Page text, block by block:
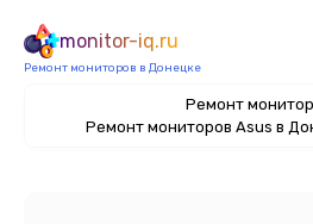
monitor-iq.ru
Ремонт мониторов в Донецке
Ремонт
Ремонт мониторов Asus в